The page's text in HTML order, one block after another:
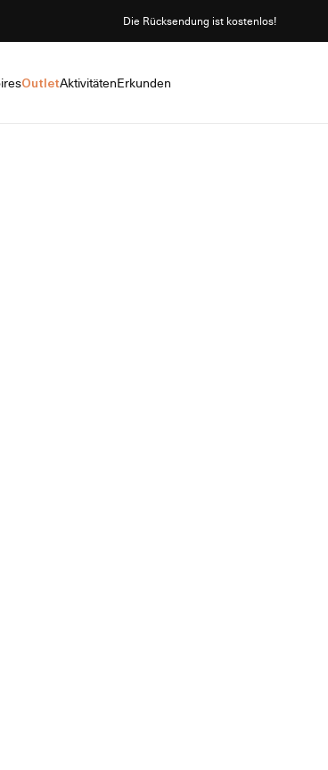
Die Rücksendung ist kostenlos!
OutletAktivitätenErkunden